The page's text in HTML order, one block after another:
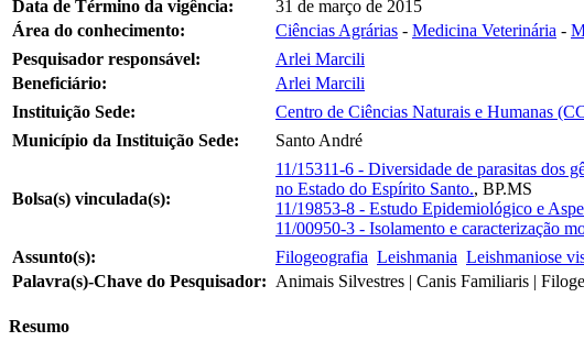
Data de Término da vigência:
31 de março de 2015
Área do conhecimento:
Ciências Agrárias - Medicina Veterinária -
Pesquisador responsável:
Arlei Marcili
Beneficiário:
Arlei Marcili
Instituição Sede:
Centro de Ciências Naturais e Humanas
Município da Instituição Sede:
Santo André
Bolsa(s) vinculada(s):
11/15311-6 - Diversidade de parasitas dos
no Estado do Espírito Santo., BP.MS
11/19853-8 - Estudo Epidemiológico e
11/00950-3 - Isolamento e caracterização
Assunto(s):
Filogeografia Leishmania Leishmaniose
Palavra(s)-Chave do Pesquisador: Animais Silvestres | Canis Familiaris |
Resumo